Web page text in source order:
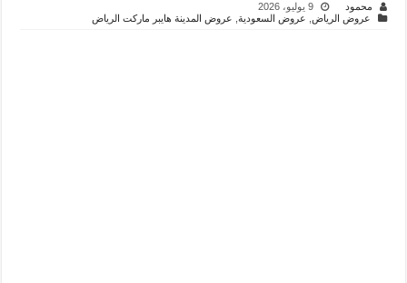
محمود
9 يوليو، 2026
عروض الرياض, عروض السعودية, عروض المدينة هايبر ماركت الرياض